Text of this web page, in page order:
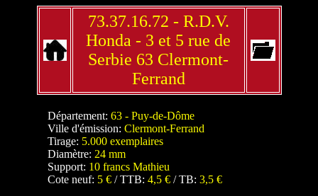
73.37.16.72 - R.D.V.
Honda - 3 et 5 rue de
Serbie 63 Clermont-
Ferrand
Département: 63 - Puy-de-Dôme
Ville d'émission: Clermont-Ferrand
Tirage: 5.000 exemplaires
Diamètre: 24 mm
Support: 10 francs Mathieu
Cote neuf: 5 € / TTB: 4,5 € / TB: 3,5 €